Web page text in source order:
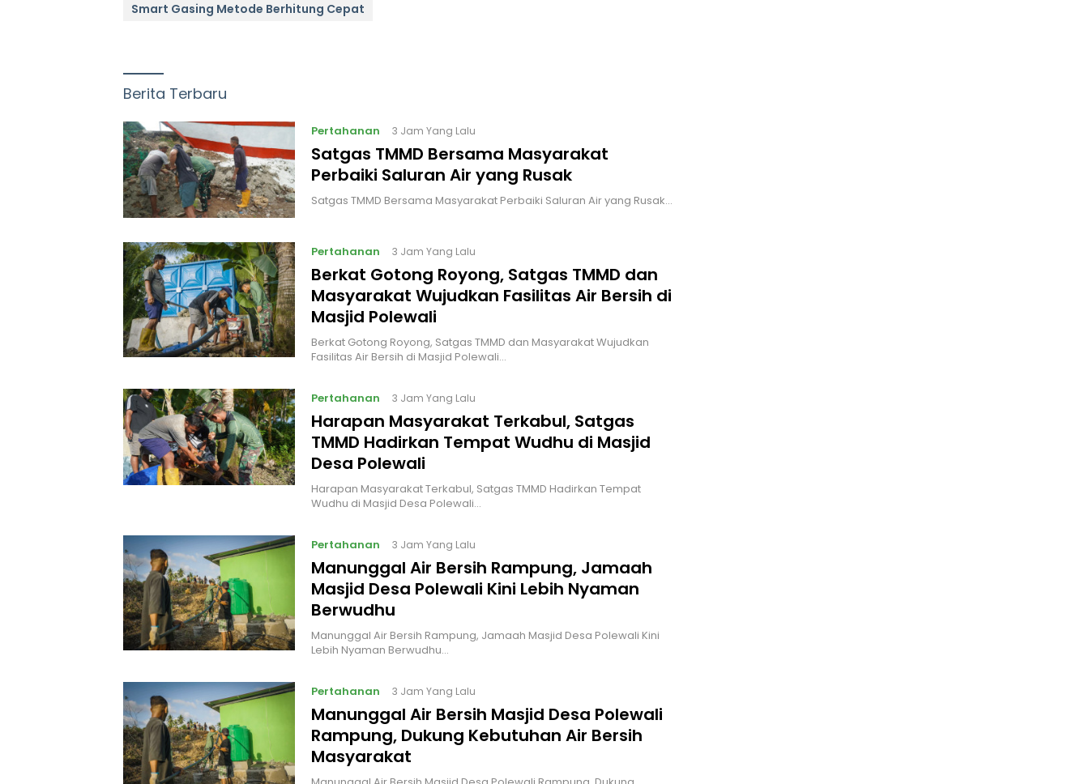
Smart Gasing Metode Berhitung Cepat
Berita Terbaru
Pertahanan 3 Jam Yang Lalu
Satgas TMMD Bersama Masyarakat
Perbaiki Saluran Air yang Rusak
Satgas TMMD Bersama Masyarakat Perbaiki Saluran Air yang Rusak…
Pertahanan 3 Jam Yang Lalu
Berkat Gotong Royong, Satgas TMMD dan
Masyarakat Wujudkan Fasilitas Air Bersih di
Masjid Polewali
Berkat Gotong Royong, Satgas TMMD dan Masyarakat Wujudkan
Fasilitas Air Bersih di Masjid Polewali…
Pertahanan 3 Jam Yang Lalu
Harapan Masyarakat Terkabul, Satgas
TMMD Hadirkan Tempat Wudhu di Masjid
Desa Polewali
Harapan Masyarakat Terkabul, Satgas TMMD Hadirkan Tempat
Wudhu di Masjid Desa Polewali…
Pertahanan 3 Jam Yang Lalu
Manunggal Air Bersih Rampung, Jamaah
Masjid Desa Polewali Kini Lebih Nyaman
Berwudhu
Manunggal Air Bersih Rampung, Jamaah Masjid Desa Polewali Kini
Lebih Nyaman Berwudhu…
Pertahanan 3 Jam Yang Lalu
Manunggal Air Bersih Masjid Desa Polewali
Rampung, Dukung Kebutuhan Air Bersih
Masyarakat